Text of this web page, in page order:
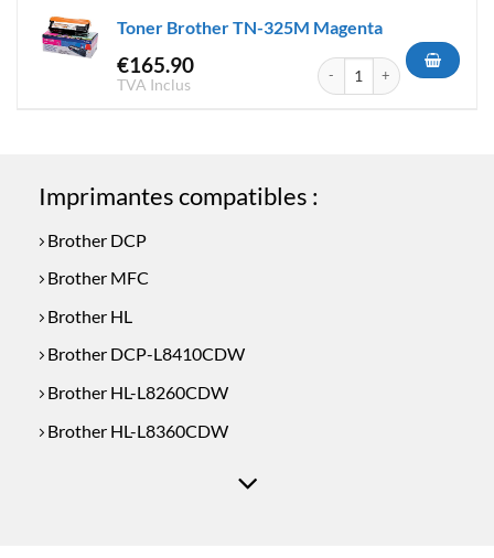
Toner Brother TN-325M Magenta
€165.90
TVA Inclus
quantité de Toner Brother
Imprimantes compatibles :
Brother DCP
Brother MFC
Brother HL
Brother DCP-L8410CDW
Brother HL-L8260CDW
Brother HL-L8360CDW